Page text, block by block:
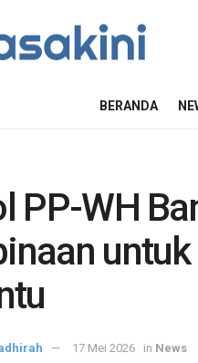
BERANDA
PP-WH
17 Mei 2026 in News